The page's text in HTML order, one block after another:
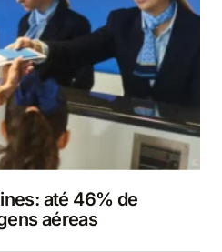
até 46% de
aéreas